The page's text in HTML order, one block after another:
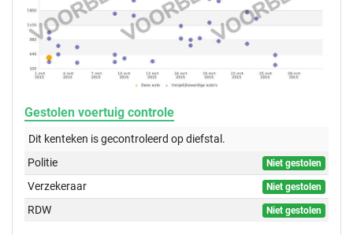
Gestolen voertuig controle
Dit kenteken is gecontroleerd opdiefstal.
Politie
Niet gestolen
Verzekeraar Niet gestolen
RDW Niet gestolen